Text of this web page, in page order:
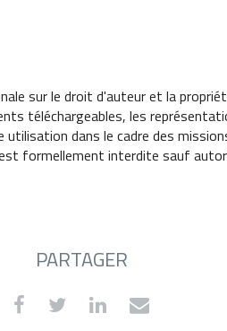
sur le droit d'auteur et la
téléchargeables, les
dans le cadre des
formellement interdite sauf
PARTAGER